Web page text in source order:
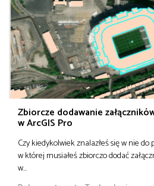
Zbiorcze dodawanie
w ArcGIS Pro
Czy kiedykolwiek znalazłeś się w nie
w której musiałeś zbiorczo dodać
w…